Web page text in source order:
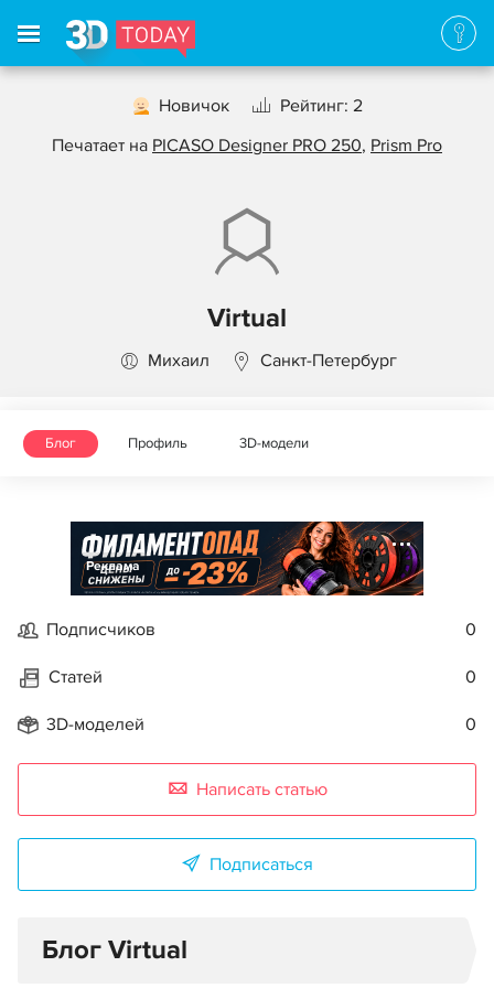
Новичок
Рейтинг: 2
Печатает на PICASO Designer PRO 250, Prism Pro
Virtual
Михаил Санкт-Петербург
Блог Профиль 3D-модели
Реклама
Подписчиков 0
Статей 0
3D-моделей 0
Написать статью
Подписаться
Блог Virtual